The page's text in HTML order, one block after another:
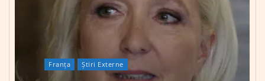
Franța Știri Externe